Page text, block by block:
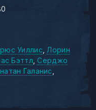
Уиллис Лорин
Бэттл Серджо
Галанис